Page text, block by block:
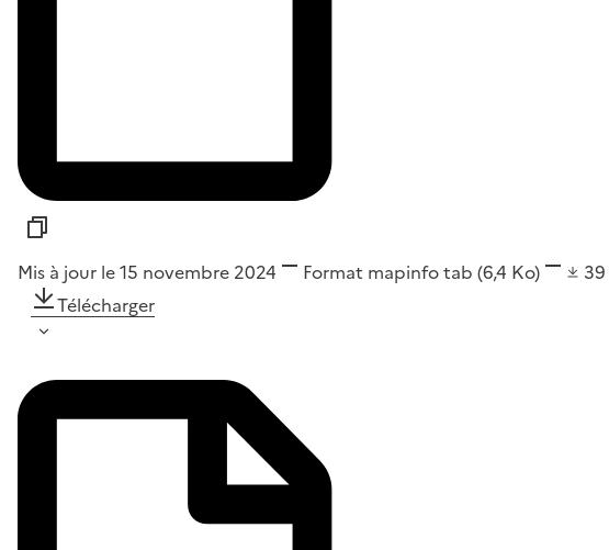
Mis à jour le 15 novembre 2024 Format mapinfo tab (6,4 Ko) 39
Télécharger